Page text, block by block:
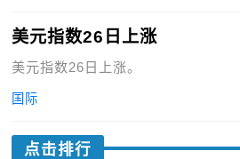
美元指数26日上涨
美元指数26日上涨。
国际
点击排行